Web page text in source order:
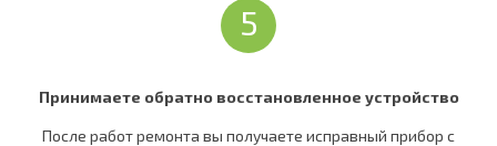
5
Принимаете обратно восстановленное устройство
После работ ремонта вы получаете исправный прибор c